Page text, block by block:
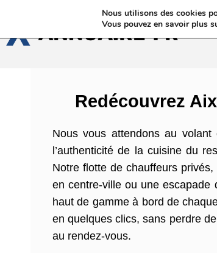
Redécouvrez
Nous vous attendons au
l’authenticité de la cuisine du
Notre flotte de chauffeurs
en centre-ville ou une escapade
haut de gamme à bord de
en quelques clics, sans perdre
au rendez-vous.
Nous utilisons des cookies
Vous pouvez en savoir plus